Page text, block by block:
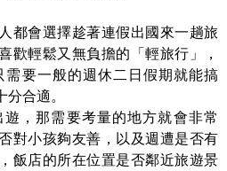
都會選擇趁著連假出國來一趟旅
歡輕鬆又無負擔的「輕旅行」，
要一般的週休二日假期就能搞
合適。
，那需要考量的地方就會非常
對小孩夠友善，以及週遭是否有
飯店的所在位置是否鄰近旅遊景